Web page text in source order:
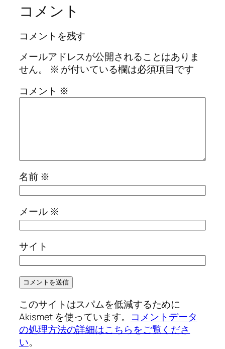
コメント
コメントを残す
メールアドレスが公開されることはありま
せん。
※ が付いている欄は必須項目です
コメント ※
名前 ※
メール ※
サイト
このサイトはスパムを低減するために
Akismet を使っています。 コメントデータ
の処理方法の詳細はこちらをご覧くださ
い。